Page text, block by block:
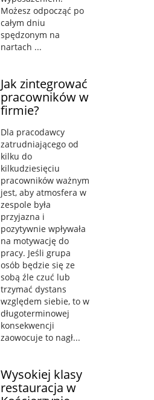
Możesz odpocząć po
całym dniu
spędzonym na
nartach ...
Jak zintegrować
pracowników w
firmie?
Dla pracodawcy
zatrudniającego od
kilku do
kilkudziesięciu
pracowników ważnym
jest, aby atmosfera w
zespole była
przyjazna i
pozytywnie wpływała
na motywację do
pracy. Jeśli grupa
osób będzie się ze
sobą źle czuć lub
trzymać dystans
względem siebie, to w
długoterminowej
konsekwencji
zaowocuje to nagł...
Wysokiej klasy
restauracja w